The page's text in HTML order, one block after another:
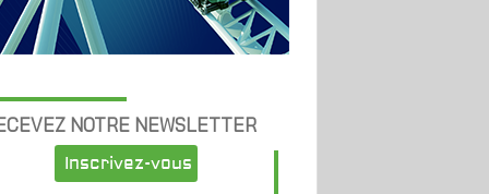
NOTRE NEWSLETTER
Inscrivez-vous